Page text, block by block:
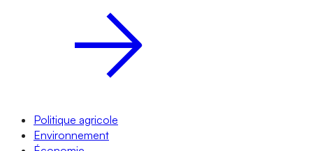
Politique agricole
Environnement